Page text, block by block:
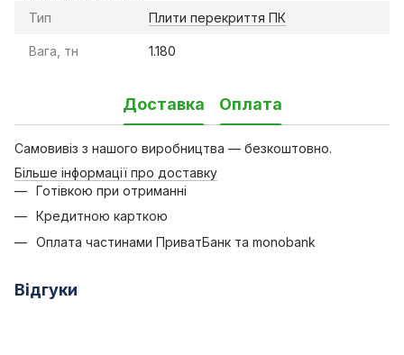
Тип
Плити перекриття ПК
Вага, тн 1.180
Доставка Оплата
Самовивіз з нашого виробництва — безкоштовно.
Більше інформації про доставку
Готівкою при отриманні
Кредитною карткою
Оплата частинами ПриватБанк та monobank
Відгуки